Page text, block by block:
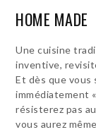
HOME MADE
Une cuisine
inventive,
Et dès que vous
immédiatement
résisterez pas
vous aurez